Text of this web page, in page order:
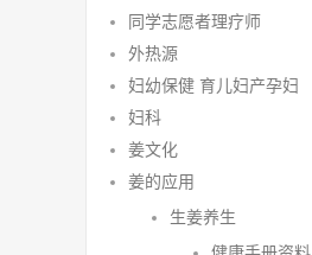
同学志愿者理疗师
外热源
妇幼保健 育儿妇产孕妇
妇科
姜文化
姜的应用
生姜养生